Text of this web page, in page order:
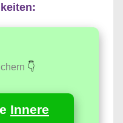
👇
Innere